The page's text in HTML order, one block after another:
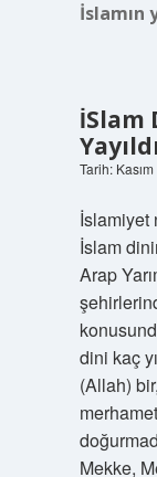
İslamın
İSlam
Tarih:
İslamiyet
İslam
Arap
dini kaç
(Allah)
Mekke,